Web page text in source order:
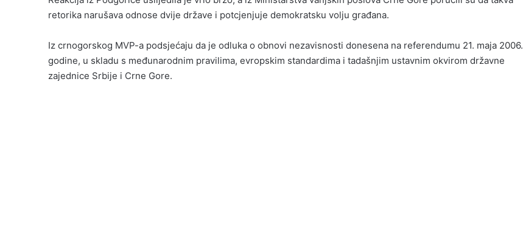
retorika narušava odnose dvije države i potcjenjuje demokratsku volju građana.
Iz crnogorskog MVP-a podsjećaju da je odluka o obnovi nezavisnosti donesena na referendumu 21. maja 2006.
godine, u skladu s međunarodnim pravilima, evropskim standardima i tadašnjim ustavnim okvirom državne
zajednice Srbije i Crne Gore.